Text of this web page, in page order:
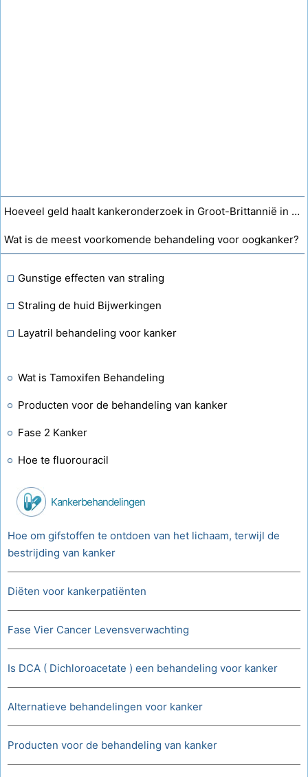
Hoeveel geld haalt kankeronderzoek in Groot-Brittannië in een jaar op?
Wat is de meest voorkomende behandeling voor oogkanker?
Gunstige effecten van straling
Straling de huid Bijwerkingen
Layatril behandeling voor kanker
Wat is Tamoxifen Behandeling
Producten voor de behandeling van kanker
Fase 2 Kanker
Hoe te fluorouracil
Kankerbehandelingen
Hoe om gifstoffen te ontdoen van het lichaam, terwijl de
bestrijding van kanker
Diëten voor kankerpatiënten
Fase Vier Cancer Levensverwachting
Is DCA ( Dichloroacetate ) een behandeling voor kanker
Alternatieve behandelingen voor kanker
Producten voor de behandeling van kanker